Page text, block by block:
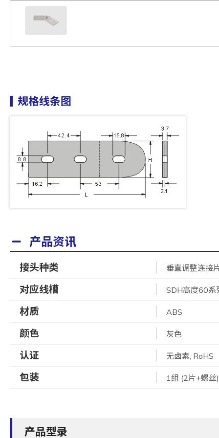
规格线条图
产品资讯
接头种类 垂直调整连接
对应线槽 SDH高度60系
材质 ABS
颜色 灰色
认证 无卤素, RoHS
包装 1组 (2片+螺丝)
产品型录